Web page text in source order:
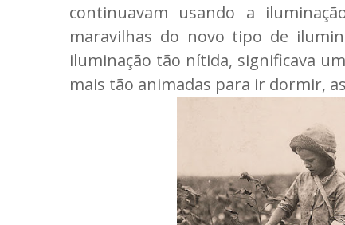
continuavam usando a
maravilhas do novo tipo de
iluminação tão nítida, significava
mais tão animadas para ir dormir,